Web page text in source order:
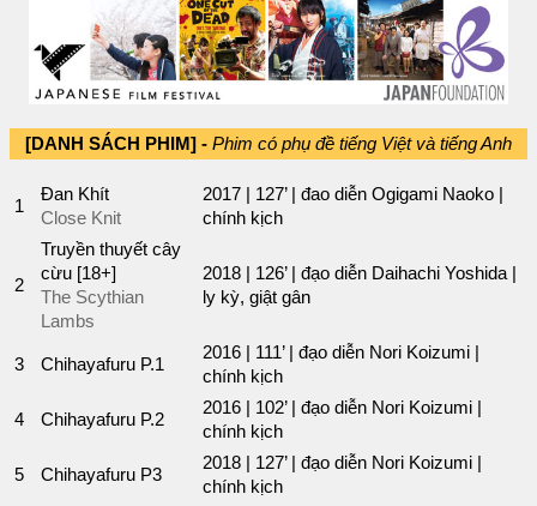
[DANH SÁCH PHIM] - Phim có phụ đề tiếng Việt và tiếng Anh
1
Đan Khít
Close Knit
2017 | 127’ | đao diễn Ogigami Naoko |
chính kịch
2
Truyền thuyết cây
cừu [18+]
The Scythian
Lambs
2018 | 126’ | đạo diễn Daihachi Yoshida |
ly kỳ, giật gân
3 Chihayafuru P.1
2016 | 111’ | đạo diễn Nori Koizumi |
chính kịch
4 Chihayafuru P.2
2016 | 102’ | đạo diễn Nori Koizumi |
chính kịch
5 Chihayafuru P3
2018 | 127’ | đạo diễn Nori Koizumi |
chính kịch